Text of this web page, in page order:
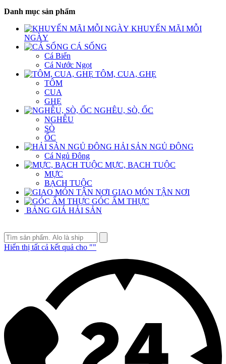
Danh mục sản phẩm
KHUYẾN MÃI MỖI
NGÀY
CÁ SỐNG
Cá Biển
Cá Nước Ngọt
TÔM, CUA, GHẸ
TÔM
CUA
GHẸ
NGHÊU, SÒ, ỐC
NGHÊU
SÒ
ỐC
HẢI SẢN NGỦ ĐÔNG
Cá Ngủ Đông
MỰC, BẠCH TUỘC
MỰC
BẠCH TUỘC
GIAO MÓN TẬN NƠI
GÓC ẨM THỰC
BẢNG GIÁ HẢI SẢN
Hiển thị tất cả kết quả cho ""